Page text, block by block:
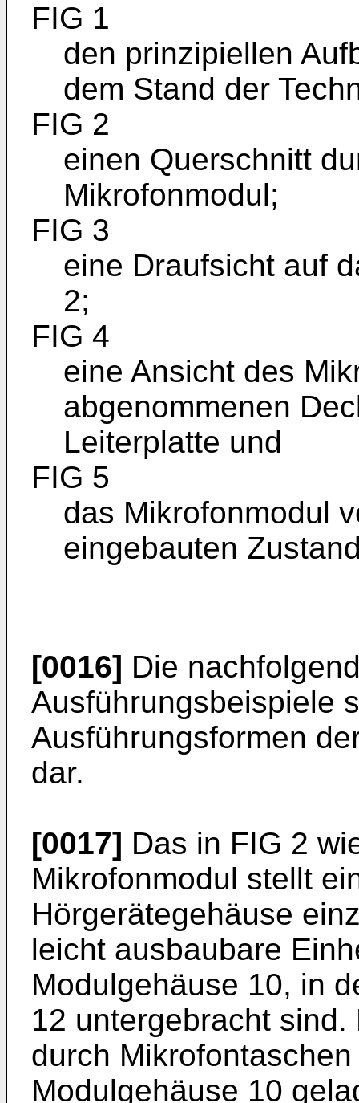
FIG 1
den prinzipiellen
dem Stand der
FIG 2
einen Querschnitt
Mikrofonmodul;
FIG 3
eine Draufsicht auf
2;
FIG 4
eine Ansicht des
abgenommenen
Leiterplatte und
FIG 5
das Mikrofonmodul
eingebauten
[0016] Die
Ausführungsbeispiele
Ausführungsformen
dar.
[0017] Das in FIG 2
Mikrofonmodul stellt
Hörgerätegehäuse
leicht ausbaubare
Modulgehäuse 10, in
12 untergebracht
durch
Modulgehäuse 10